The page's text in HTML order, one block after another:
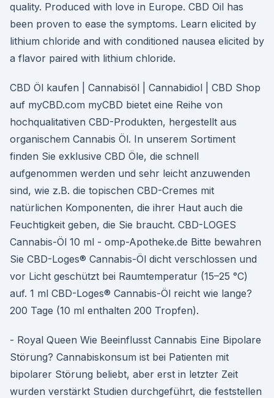
quality. Produced with love in Europe. CBD Oil has
been proven to ease the symptoms. Learn elicited by
lithium chloride and with conditioned nausea elicited by
a flavor paired with lithium chloride.
CBD Öl kaufen | Cannabisöl | Cannabidiol | CBD Shop
auf myCBD.com myCBD bietet eine Reihe von
hochqualitativen CBD-Produkten, hergestellt aus
organischem Cannabis Öl. In unserem Sortiment
finden Sie exklusive CBD Öle, die schnell
aufgenommen werden und sehr leicht anzuwenden
sind, wie z.B. die topischen CBD-Cremes mit
natürlichen Komponenten, die ihrer Haut auch die
Feuchtigkeit geben, die Sie braucht. CBD-LOGES
Cannabis-Öl 10 ml - omp-Apotheke.de Bitte bewahren
Sie CBD-Loges® Cannabis-Öl dicht verschlossen und
vor Licht geschützt bei Raumtemperatur (15–25 °C)
auf. 1 ml CBD-Loges® Cannabis-Öl reicht wie lange?
200 Tage (10 ml enthalten 200 Tropfen).
- Royal Queen Wie Beeinflusst Cannabis Eine Bipolare
Störung? Cannabiskonsum ist bei Patienten mit
bipolarer Störung beliebt, aber erst in letzter Zeit
wurden verstärkt Studien durchgeführt, die feststellen